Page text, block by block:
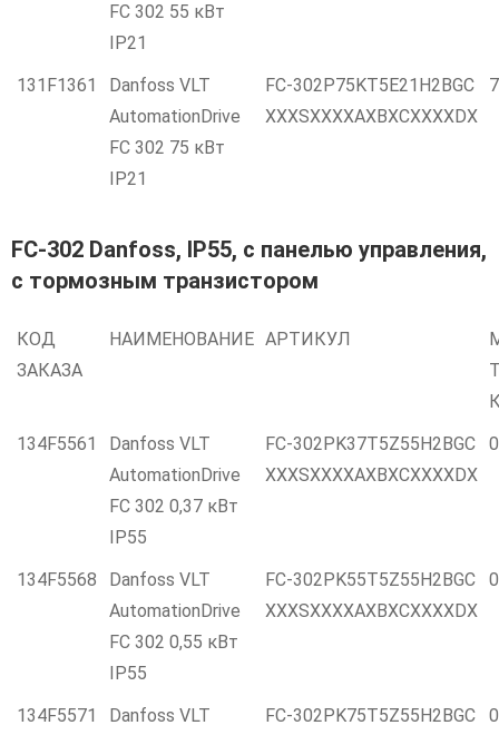
FC 302 55 кВт
IP21
131F1361
Danfoss VLT
AutomationDrive
FC 302 75 кВт
IP21
FC-302P75KT5E21H2BGC
XXXSXXXXAXBXCXXXXDX
FC-302 Danfoss, IP55, с панелью управления,
c тормозным транзистором
КОД
ЗАКАЗА
НАИМЕНОВАНИЕ АРТИКУЛ
134F5561
Danfoss VLT
AutomationDrive
FC 302 0,37 кВт
IP55
FC-302PK37T5Z55H2BGC
XXXSXXXXAXBXCXXXXDX
134F5568
Danfoss VLT
AutomationDrive
FC 302 0,55 кВт
IP55
FC-302PK55T5Z55H2BGC
XXXSXXXXAXBXCXXXXDX
134F5571
Danfoss VLT
FC-302PK75T5Z55H2BGC